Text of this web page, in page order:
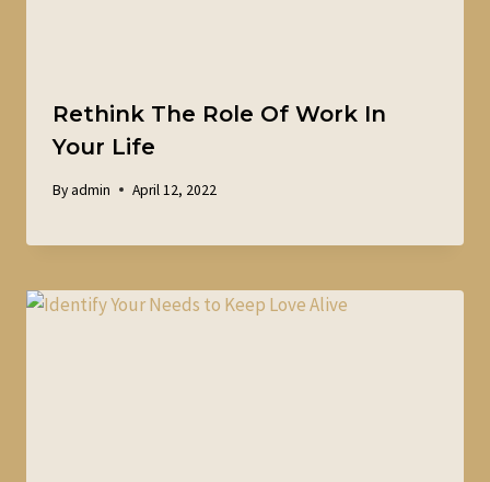
Rethink The Role Of Work In
Your Life
Byadmin April 12, 2022